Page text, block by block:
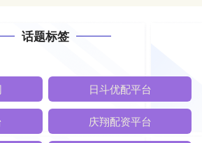
话题标签
日斗优配平台
庆翔配资平台